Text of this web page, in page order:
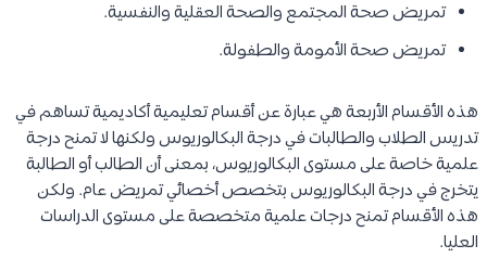
تمريض صحة المجتمع والصحة العقلية والنفسية.
تمريض صحة الأمومة والطفولة.
هذه الأقسام الأربعة هي عبارة عن أقسام تعليمية أكاديمية تساهم في
تدريس الطلاب والطالبات في درجة البكالوريوس ولكنها لا تمنح درجة
علمية خاصة على مستوى البكالوريوس، بمعنى أن الطالب أو الطالبة
يتخرج في درجة البكالوريوس بتخصص أخصائي تمريض عام. ولكن
هذه الأقسام تمنح درجات علمية متخصصة على مستوى الدراسات
العليا.